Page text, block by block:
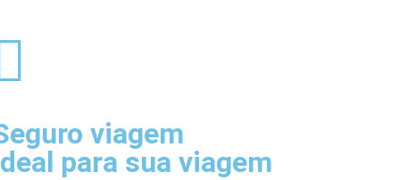
viagem
para sua viagem